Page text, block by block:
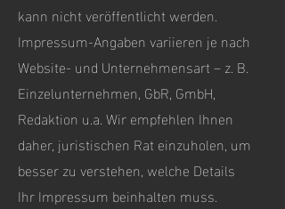
kann nicht veröffentlicht werden.
Impressum-Angaben variieren je nach
Website- und Unternehmensart – z. B.
Einzelunternehmen, GbR, GmbH,
Redaktion u.a. Wir empfehlen Ihnen
daher, juristischen Rat einzuholen, um
besser zu verstehen, welche Details
Ihr Impressum beinhalten muss.